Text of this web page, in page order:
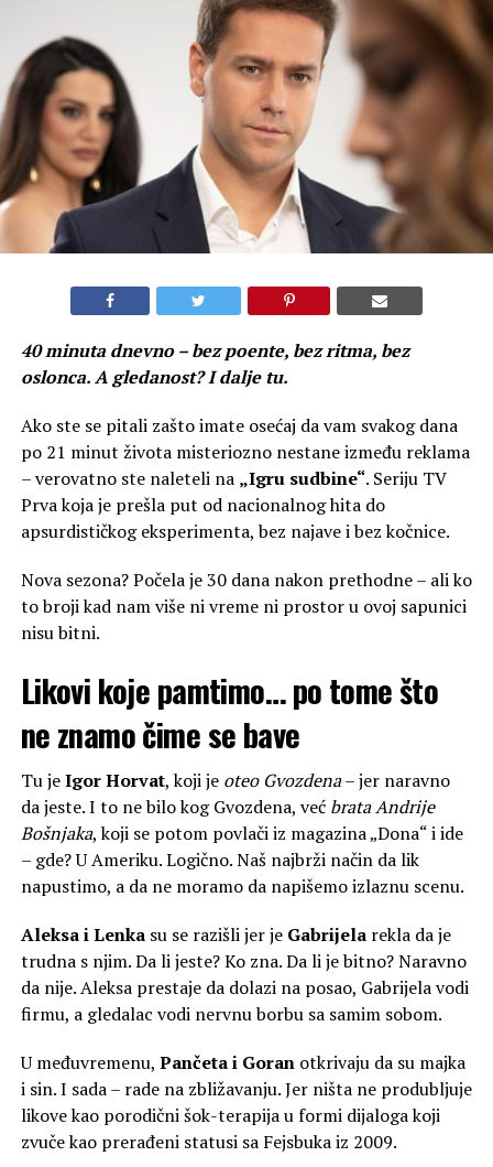
40 minuta dnevno – bez poente, bez ritma, bez
oslonca. A gledanost? I dalje tu.
Ako ste se pitali zašto imate osećaj da vam svakog dana
po 21 minut života misteriozno nestane između reklama
– verovatno ste naleteli na „Igru sudbine“. Seriju TV
Prva koja je prešla put od nacionalnog hita do
apsurdističkog eksperimenta, bez najave i bez kočnice.
Nova sezona? Počela je 30 dana nakon prethodne – ali ko
to broji kad nam više ni vreme ni prostor u ovoj sapunici
nisu bitni.
Likovi koje pamtimo… po tome što
ne znamo čime se bave
Tu jeIgor Horvat, koji je oteo Gvozdena– jer naravno
da jeste. I to ne bilo kog Gvozdena, već brata Andrije
Bošnjaka, koji se potom povlači iz magazina „Dona“ i ide
– gde? U Ameriku. Logično. Naš najbrži način da lik
napustimo, a da ne moramo da napišemo izlaznu scenu.
Aleksa i Lenkasu se razišli jer je Gabrijelarekla da je
trudna s njim. Da li jeste? Ko zna. Da li je bitno? Naravno
da nije. Aleksa prestaje da dolazi na posao, Gabrijela vodi
firmu, a gledalac vodi nervnu borbu sa samim sobom.
U međuvremenu, Pančeta i Goranotkrivaju da su majka
i sin. I sada – rade na zbližavanju. Jer ništa ne produbljuje
likove kao porodični šok-terapija u formi dijaloga koji
zvuče kao prerađeni statusi sa Fejsbuka iz 2009.